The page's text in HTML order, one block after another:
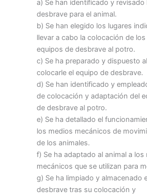
a) Se han identificado y
desbrave para el animal.
b) Se han elegido los lugares
llevar a cabo la colocación de los
equipos de desbrave al potro.
c) Se ha preparado y dispuesto
colocarle el equipo de desbrave.
d) Se han identificado y
de colocación y adaptación del
de desbrave al potro.
e) Se ha detallado el
los medios mecánicos de
de los animales.
f) Se ha adaptado al animal a los
mecánicos que se utilizan para
g) Se ha limpiado y almacenado
desbrave tras su colocación y